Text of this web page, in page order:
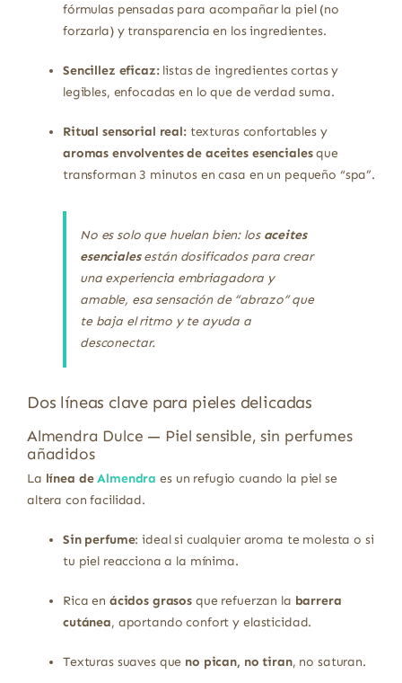
fórmulas pensadas para acompañar la piel (no
forzarla) y transparencia en los ingredientes.
Sencillez eficaz:listas de ingredientes cortas y
legibles, enfocadas en lo que de verdad suma.
Ritual sensorial real:texturas confortables y
aromas envolventes de aceites esencialesque
transforman 3 minutos en casa en un pequeño “spa”.
No es solo que huelan bien: los aceites
esencialesestán dosificados para crear
una experiencia embriagadora y
amable, esa sensación de “abrazo” que
te baja el ritmo y te ayuda a
desconectar.
Dos líneas clave para pieles delicadas
Almendra Dulce — Piel sensible, sin perfumes
añadidos
La línea deAlmendra es un refugio cuando la piel se
altera con facilidad.
Sin perfume: ideal si cualquier aroma te molesta o si
tu piel reacciona a la mínima.
Rica en ácidos grasos que refuerzan la barrera
cutánea, aportando confort y elasticidad.
Texturas suaves que no pican, no tiran, no saturan.